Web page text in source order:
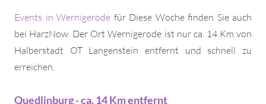
Events in Wernigerode für Diese Woche finden Sie auch
bei HarzNow. Der Ort Wernigerode ist nur ca. 14 Km von
Halberstadt OT Langenstein entfernt und schnell zu
erreichen.
Quedlinburg - ca. 14 Km entfernt